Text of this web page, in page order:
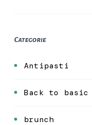
Categorie
Antipasti
Back to basic
brunch